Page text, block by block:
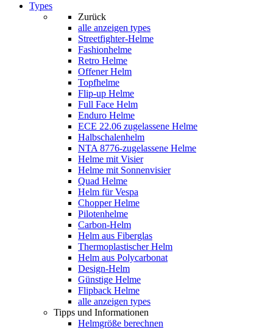
Types
Zurück
alle anzeigen types
Streetfighter-Helme
Fashionhelme
Retro Helme
Offener Helm
Topfhelme
Flip-up Helme
Full Face Helm
Enduro Helme
ECE 22.06 zugelassene Helme
Halbschalenhelm
NTA 8776-zugelassene Helme
Helme mit Visier
Helme mit Sonnenvisier
Quad Helme
Helm für Vespa
Chopper Helme
Pilotenhelme
Carbon-Helm
Helm aus Fiberglas
Thermoplastischer Helm
Helm aus Polycarbonat
Design-Helm
Günstige Helme
Flipback Helme
alle anzeigen types
Tipps und Informationen
Helmgröße berechnen